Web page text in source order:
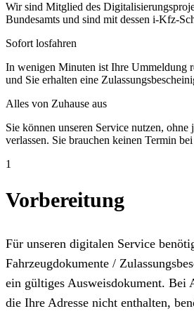
Wir sind Mitglied des
Bundesamts und sind mit dessen i-Kfz-
Sofort losfahren
In wenigen Minuten ist Ihre Ummeldung
und Sie erhalten eine
Alles von Zuhause aus
Sie können unseren Service nutzen, ohne
verlassen. Sie brauchen keinen Termin
1
Vorbereitung
Für unseren digitalen Service
Fahrzeugdokumente /
ein gültiges Ausweisdokument. Bei
die Ihre Adresse nicht enthalten,